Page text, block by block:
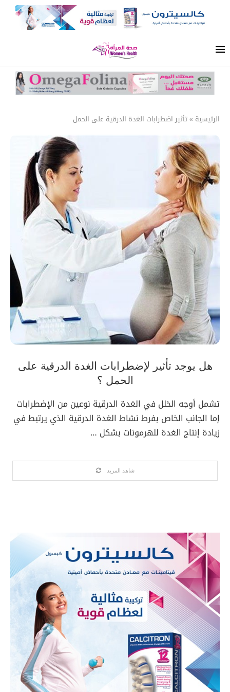
الرئيسية »تأثير اضطرابات الغدة الدرقية على الحمل
هل يوجد تأثير لإضطرابات الغدة الدرقية على
الحمل ؟
تشمل أوجه الخلل في الغدة الدرقية نوعين من الإضطرابات
إما الجانب الخاص بفرط نشاط الغدة الدرقية الذي يرتبط في
زيادة إنتاج الغدة للهرمونات بشكل …
شاهد المزيد